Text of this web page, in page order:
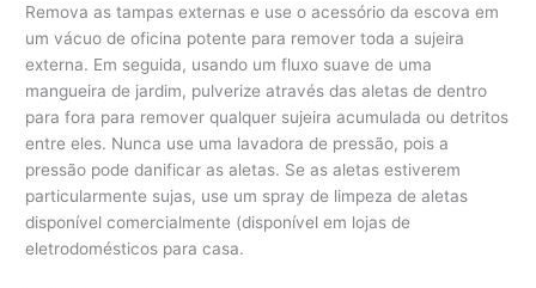
Remova as tampas externas e use o acessório da escova em
um vácuo de oficina potente para remover toda a sujeira
externa. Em seguida, usando um fluxo suave de uma
mangueira de jardim, pulverize através das aletas de dentro
para fora para remover qualquer sujeira acumulada ou detritos
entre eles. Nunca use uma lavadora de pressão, pois a
pressão pode danificar as aletas. Se as aletas estiverem
particularmente sujas, use um spray de limpeza de aletas
disponível comercialmente (disponível em lojas de
eletrodomésticos para casa.